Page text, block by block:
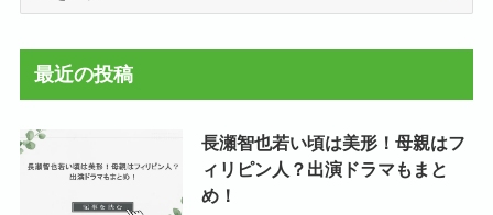
最近の投稿
長瀬智也若い頃は美形！母親はフ
ィリピン人？出演ドラマもまと
め！